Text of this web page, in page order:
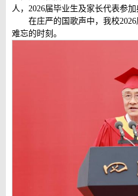
人，2026届毕业生及家长代表参
在庄严的国歌声中，我校
难忘的时刻。